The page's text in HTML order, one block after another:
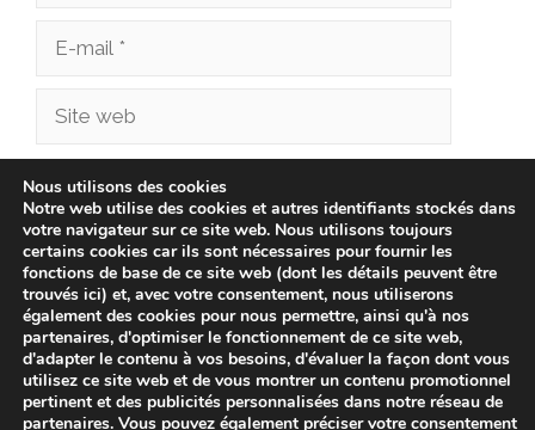
Site
Enregistrer mon nom, mon e-mail et mon site
dans le navigateur pour mon prochain
commentaire.
Nous utilisons des cookies
Notre web utilise des cookies et autres identifiants stockés dans
votre navigateur sur ce site web. Nous utilisons toujours
certains cookies car ils sont nécessaires pour fournir les
fonctions de base de ce site web (dont les détails peuvent être
trouvés ici) et, avec votre consentement, nous utiliserons
également des cookies pour nous permettre, ainsi qu'à nos
partenaires, d'optimiser le fonctionnement de ce site web,
d'adapter le contenu à vos besoins, d'évaluer la façon dont vous
utilisez ce site web et de vous montrer un contenu promotionnel
pertinent et des publicités personnalisées dans notre réseau de
partenaires. Vous pouvez également préciser votre consentement